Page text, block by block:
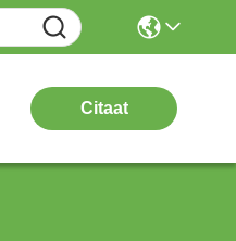
Citaat